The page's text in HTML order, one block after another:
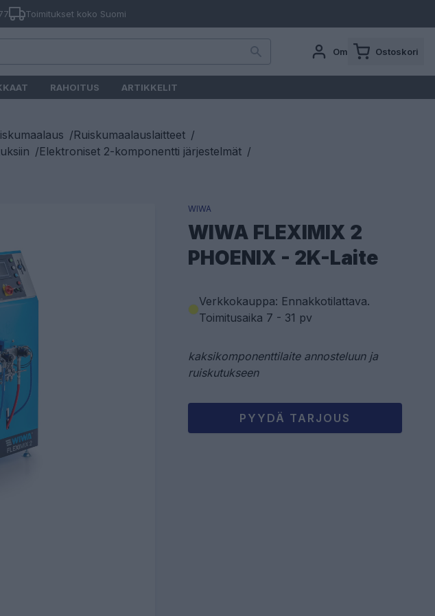
Toimitukset koko Suomi
Oma tili Ostoskori
RAHOITUS ARTIKKELIT
/Ruiskumaalauslaitteet /
/Elektroniset 2-komponentti järjestelmät /
WIWA
WIWA FLEXIMIX 2
PHOENIX - 2K-Laite
Verkkokauppa: Ennakkotilattava.
Toimitusaika 7 - 31 pv
kaksikomponenttilaite annosteluun ja
ruiskutukseen
PYYDÄ TARJOUS